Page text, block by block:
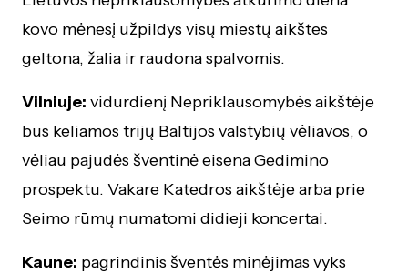
kovo mėnesį užpildys visų miestų aikštes
geltona, žalia ir raudona spalvomis.
Vilniuje: vidurdienį Nepriklausomybės aikštėje
bus keliamos trijų Baltijos valstybių vėliavos, o
vėliau pajudės šventinė eisena Gedimino
prospektu. Vakare Katedros aikštėje arba prie
Seimo rūmų numatomi didieji koncertai.
Kaune: pagrindinis šventės minėjimas vyks